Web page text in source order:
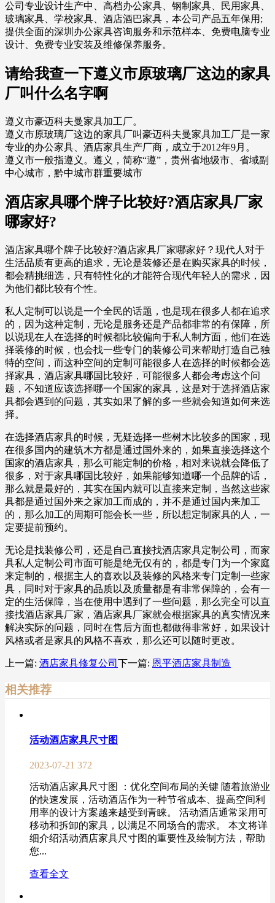
公司专业设计生产中、高档办公家具、钢制家具、民用家具、
玻璃家具、学校家具、酒店酒巴家具，本公司产品五年保用;
提供全面的深圳办公家具咨询服务和示范样本、免费电脑专业
设计、免费专业安装及维修保养服务。
请给我查一下遵义市原玻璃厂这边的家具
厂叫什么名字啊
遵义市豪迈科夫曼家具加工厂。
遵义市原玻璃厂这边的家具厂叫豪迈科夫曼家具加工厂是一家
专业的办公家具、酒店家具生产厂商，成立于2012年9月。
遵义市一般指遵义。遵义，简称“遵”，贵州省地级市、省域副
中心城市，黔中城市群重要城市
酒店家具哪个牌子比较好?酒店家具厂家
哪家好?
酒店家具哪个牌子比较好?酒店家具厂家哪家好？现代人对于
生活品质有更高的追求，无论是装修还是在购买家具的时候，
都会精挑细选，只有特性化的才能符合现代年轻人的需求，因
为他们都比较有个性。
私人定制可以说是一个全民的话题，也是现在很多人都在追求
的，因为这种定制，无论是服务还是产品都非常的有保障，所
以说现在人在选择的时候都比较偏向于私人制方面，他们在选
择装修的时候，也会找一些专门的装修公司来帮助打造自己独
特的空间，而这种空间的定制可能很多人在选择的时候都会选
择家具，酒店家具哪国比较好，可能很多人都会考虑这个问
题，不知道应该选择哪一个国家的家具，这是对于选择酒店家
具都会遇到的问题，其实如果了解的多一些就会知道如何来选
择。
在选择酒店家具的时候，无疑选择一些树木比较多的国家，现
在很多国内的建筑木方都是通过国外来的，如果直接选择这个
国家的酒店家具，那么可能定制的价格，相对来说就会降低了
很多，对于家具哪国比较好，如果能够知道哪一个品牌的话，
那么就是最好的，其实在国内就可以直接来定制，当然这些家
具都是通过国外来之家加工而成的，并不是通过国内来加工
的，那么加工的周期可能会长一些，所以想定制家具的人，一
定要提前预约。
无论是找装修公司，还是自己直接找酒店家具定制公司，而家
具私人定制公司市面可能是绝无仅有的，都是专门为一个家庭
来定制的，根据主人的喜欢以及装修的风格来专门定制一些家
具，同时对于家具的品质以及质量都是有非常保障的，会有一
定的生活保障，当在使用中遇到了一些问题，那么完全可以直
接找酒店家具厂家，酒店家具厂家就会根据家具的真实情况来
解决实际的问题，同时在售后方面也都做得非常好，如果设计
风格或者是家具的风格不喜欢，那么还可以随时更改。
上一篇: 酒店家具修复公司 下一篇: 恩平酒店家具制造
相关推荐
活动酒店家具尺寸图
2023-07-21 372
活动酒店家具尺寸图 ：优化空间布局的关键 随着旅游业
的快速发展，活动酒店作为一种节省成本、提高空间利
用率的设计方案越来越受到青睐。 活动酒店通常采用可
移动和拆卸的家具，以满足不同场合的需求。 本文将详
细介绍活动酒店家具尺寸图的重要性及绘制方法，帮助
您...
查看全文